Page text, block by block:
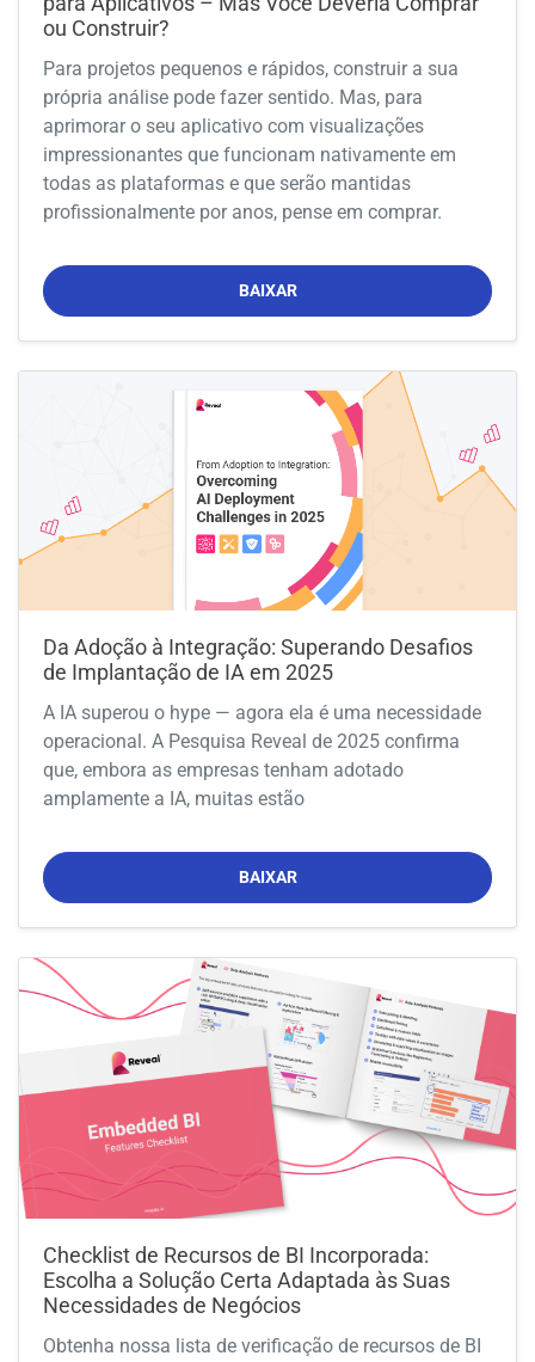
ou Construir?
Para projetos pequenos e rápidos, construir a sua
própria análise pode fazer sentido. Mas, para
aprimorar o seu aplicativo com visualizações
impressionantes que funcionam nativamente em
todas as plataformas e que serão mantidas
profissionalmente por anos, pense em comprar.
BAIXAR
Da Adoção à Integração: Superando Desafios
de Implantação de IA em 2025
A IA superou o hype — agora ela é uma necessidade
operacional. A Pesquisa Reveal de 2025 confirma
que, embora as empresas tenham adotado
amplamente a IA, muitas estão
BAIXAR
Checklist de Recursos de BI Incorporada:
Escolha a Solução Certa Adaptada às Suas
Necessidades de Negócios
Obtenha nossa lista de verificação de recursos de BI